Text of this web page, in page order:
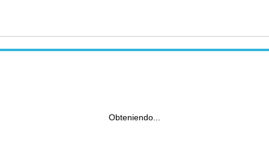
Obteniendo...